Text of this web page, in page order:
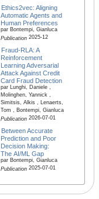
Ethics2vec: Aligning
Automatic Agents and
Human Preferences
par Bontempi, Gianluca
Publication2025-12
Fraud-RLA: A
Reinforcement
Learning Adversarial
Attack Against Credit
Card Fraud Detection
par Lunghi, Daniele ,
Molinghen, Yannick ,
Simitsis, Alkis , Lenaerts,
Tom , Bontempi, Gianluca
Publication2026-07-01
Between Accurate
Prediction and Poor
Decision Making:
The AI/ML Gap
par Bontempi, Gianluca
Publication2025-07-01